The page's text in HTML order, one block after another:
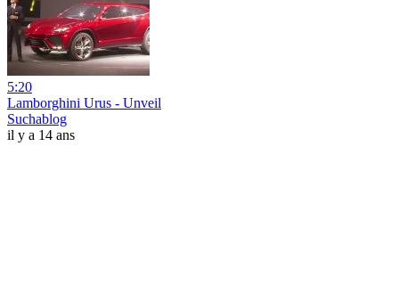
5:20
Lamborghini Urus - Unveil
Suchablog
il y a 14 ans